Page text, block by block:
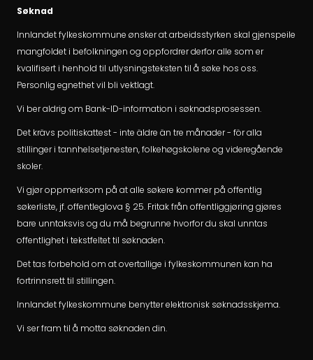
Søknad
Innlandet fylkeskommune ønsker at arbeidsstyrken skal gjenspeile
mangfoldet i befolkningen og oppfordrer derfor alle som er
kvalifisert i henhold til utlysningsteksten til å søke hos oss.
Personlig egnethet vil bli vektlagt.
Vi ber aldrig om Bank-ID-information i søknadsprosessen.
Det krävs politiskattest - inte äldre än tre månader - för alla
stillinger i tannhelsetjenesten, folkehøgskolene og videregående
skoler.
Vi gjør oppmerksom på at alle søkere kommer på offentlig
søkerliste, jf. offentleglova § 25. Fritak från offentliggjøring gjøres
bare unntaksvis og du må begrunne hvorfor du skal unntas
offentlighet i tekstfeltet til søknaden.
Det tas forbehold om at overtallige i fylkeskommunen kan ha
fortrinnsrett til stillingen.
Innlandet fylkeskommune benytter elektronisk søknadsskjema.
Vi ser fram til å motta søknaden din.